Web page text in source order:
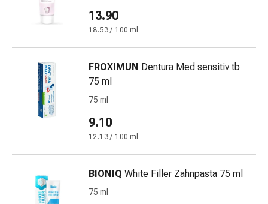
tubolari
Materiali
medicazione
Ustioni
scottature
cambio
della
medicazione
Medicazioni
13.90
18.53 / 100 ml
FROXIMUN Dentura Med sensitiv tb
75 ml
75 ml
9.10
12.13 / 100 ml
BIONIQ White Filler Zahnpasta 75 ml
75 ml